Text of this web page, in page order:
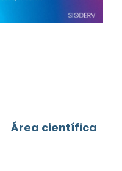
Área científica